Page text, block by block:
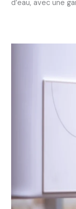
d’eau, avec une